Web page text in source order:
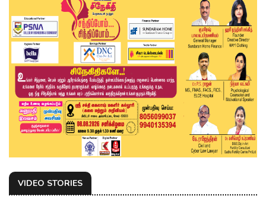
VIDEO STORIES